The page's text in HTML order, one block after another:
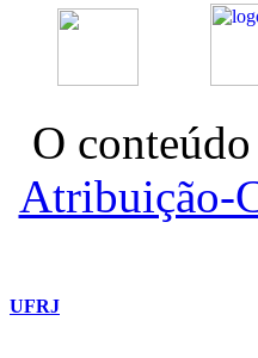
O
Atribuição-
UFRJ